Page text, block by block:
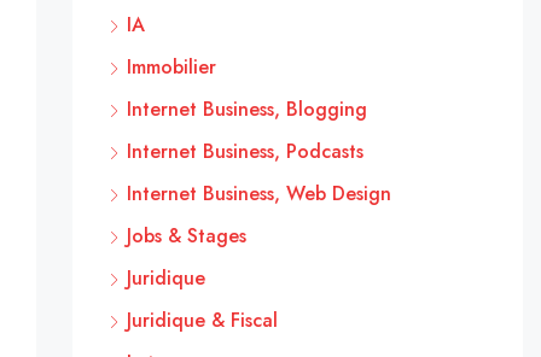
IA
Immobilier
Internet Business, Blogging
Internet Business, Podcasts
Internet Business, Web Design
Jobs & Stages
Juridique
Juridique & Fiscal